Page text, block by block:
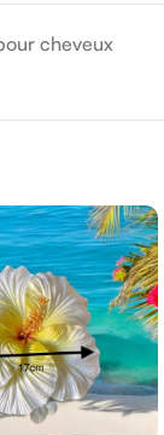
cheveux